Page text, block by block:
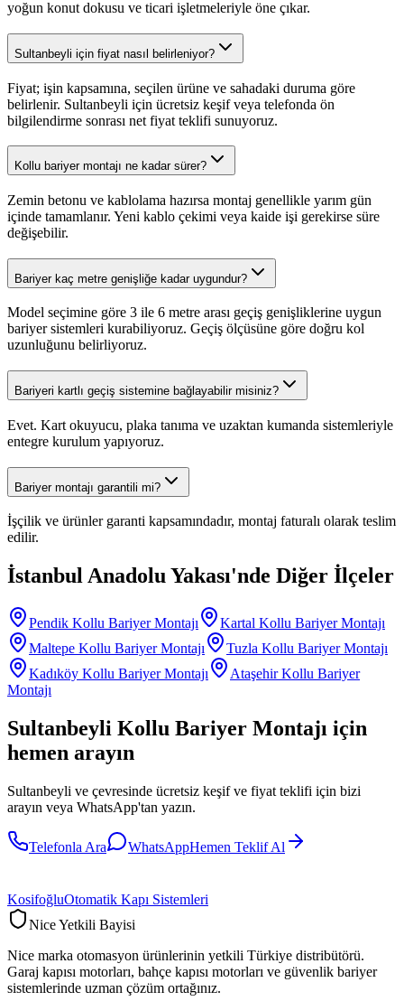
yoğun konut dokusu ve ticari işletmeleriyle öne çıkar.
Sultanbeyli için fiyat nasıl belirleniyor?
Fiyat; işin kapsamına, seçilen ürüne ve sahadaki duruma göre
belirlenir. Sultanbeyli için ücretsiz keşif veya telefonda ön
bilgilendirme sonrası net fiyat teklifi sunuyoruz.
Kollu bariyer montajı ne kadar sürer?
Zemin betonu ve kablolama hazırsa montaj genellikle yarım gün
içinde tamamlanır. Yeni kablo çekimi veya kaide işi gerekirse süre
değişebilir.
Bariyer kaç metre genişliğe kadar uygundur?
Model seçimine göre 3 ile 6 metre arası geçiş genişliklerine uygun
bariyer sistemleri kurabiliyoruz. Geçiş ölçüsüne göre doğru kol
uzunluğunu belirliyoruz.
Bariyeri kartlı geçiş sistemine bağlayabilir misiniz?
Evet. Kart okuyucu, plaka tanıma ve uzaktan kumanda sistemleriyle
entegre kurulum yapıyoruz.
Bariyer montajı garantili mi?
İşçilik ve ürünler garanti kapsamındadır, montaj faturalı olarak teslim
edilir.
İstanbul Anadolu Yakası'nde Diğer İlçeler
Pendik Kollu Bariyer Montajı Kartal Kollu Bariyer Montajı
Maltepe Kollu Bariyer Montajı Tuzla Kollu Bariyer Montajı
Kadıköy Kollu Bariyer Montajı Ataşehir Kollu Bariyer
Montajı
Sultanbeyli Kollu Bariyer Montajı için
hemen arayın
Sultanbeyli ve çevresinde ücretsiz keşif ve fiyat teklifi için bizi
arayın veya WhatsApp'tan yazın.
Telefonla Ara WhatsAppHemen Teklif Al
KosifoğluOtomatik Kapı Sistemleri
Nice Yetkili Bayisi
Nice marka otomasyon ürünlerinin yetkili Türkiye distribütörü.
Garaj kapısı motorları, bahçe kapısı motorları ve güvenlik bariyer
sistemlerinde uzman çözüm ortağınız.